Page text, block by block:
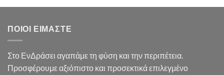
35.90€.είναι:
ΠΟΙΟΙ ΕΊΜΑΣΤΕ
Στο ΕνΔράσει αγαπάμε τη φύση και την περιπέτεια.
Προσφέρουμε αξιόπιστο και προσεκτικά επιλεγμένο